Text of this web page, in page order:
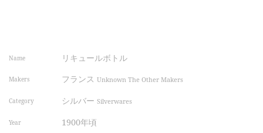
Name リキュールボトル
Makers フランス Unknown The Other Makers
Category シルバー Silverwares
Year 1900年頃